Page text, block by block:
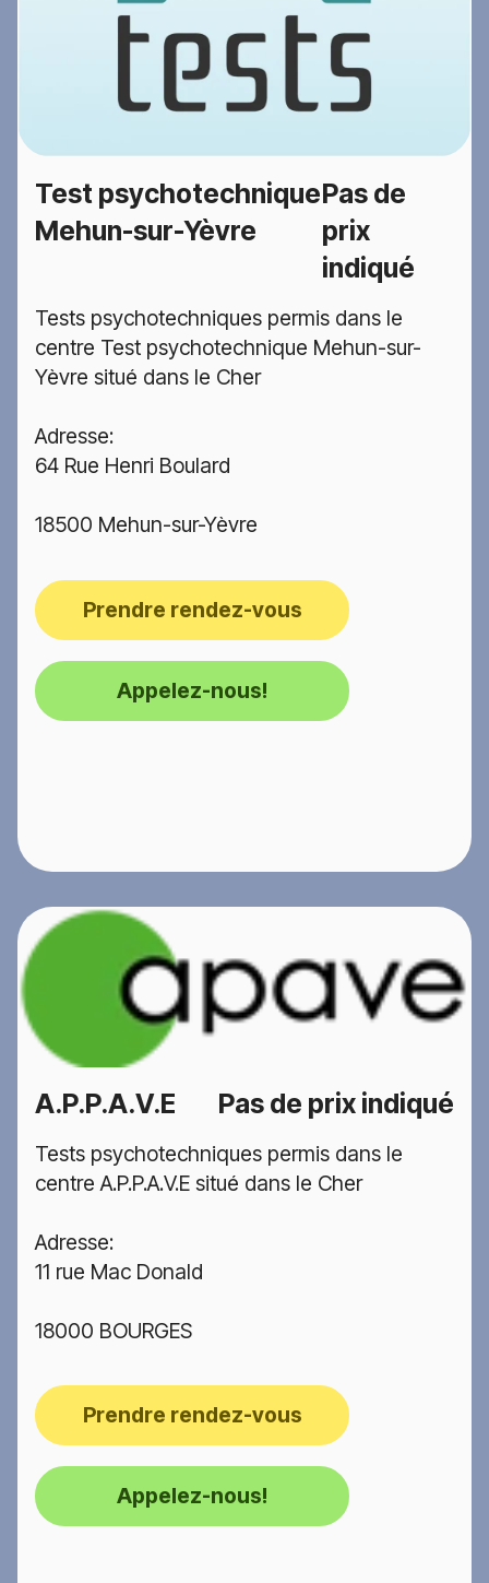
Test psychotechnique
Mehun-sur-Yèvre
Pas de
prix
indiqué
Tests psychotechniques permis dans le
centre Test psychotechnique Mehun-sur-
Yèvre situé dans le Cher
Adresse:
64 Rue Henri Boulard
18500 Mehun-sur-Yèvre
Prendre rendez-vous
Appelez-nous!
A.P.P.A.V.E Pas de prix indiqué
Tests psychotechniques permis dans le
centre A.P.P.A.V.E situé dans le Cher
Adresse:
11 rue Mac Donald
18000 BOURGES
Prendre rendez-vous
Appelez-nous!